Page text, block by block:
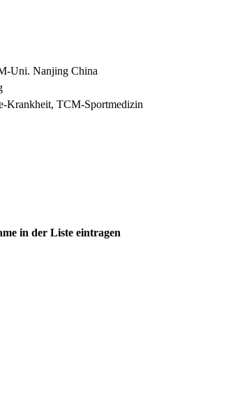
Uni. Nanjing China
Krankheit, TCM-Sportmedizin
in der Liste eintragen